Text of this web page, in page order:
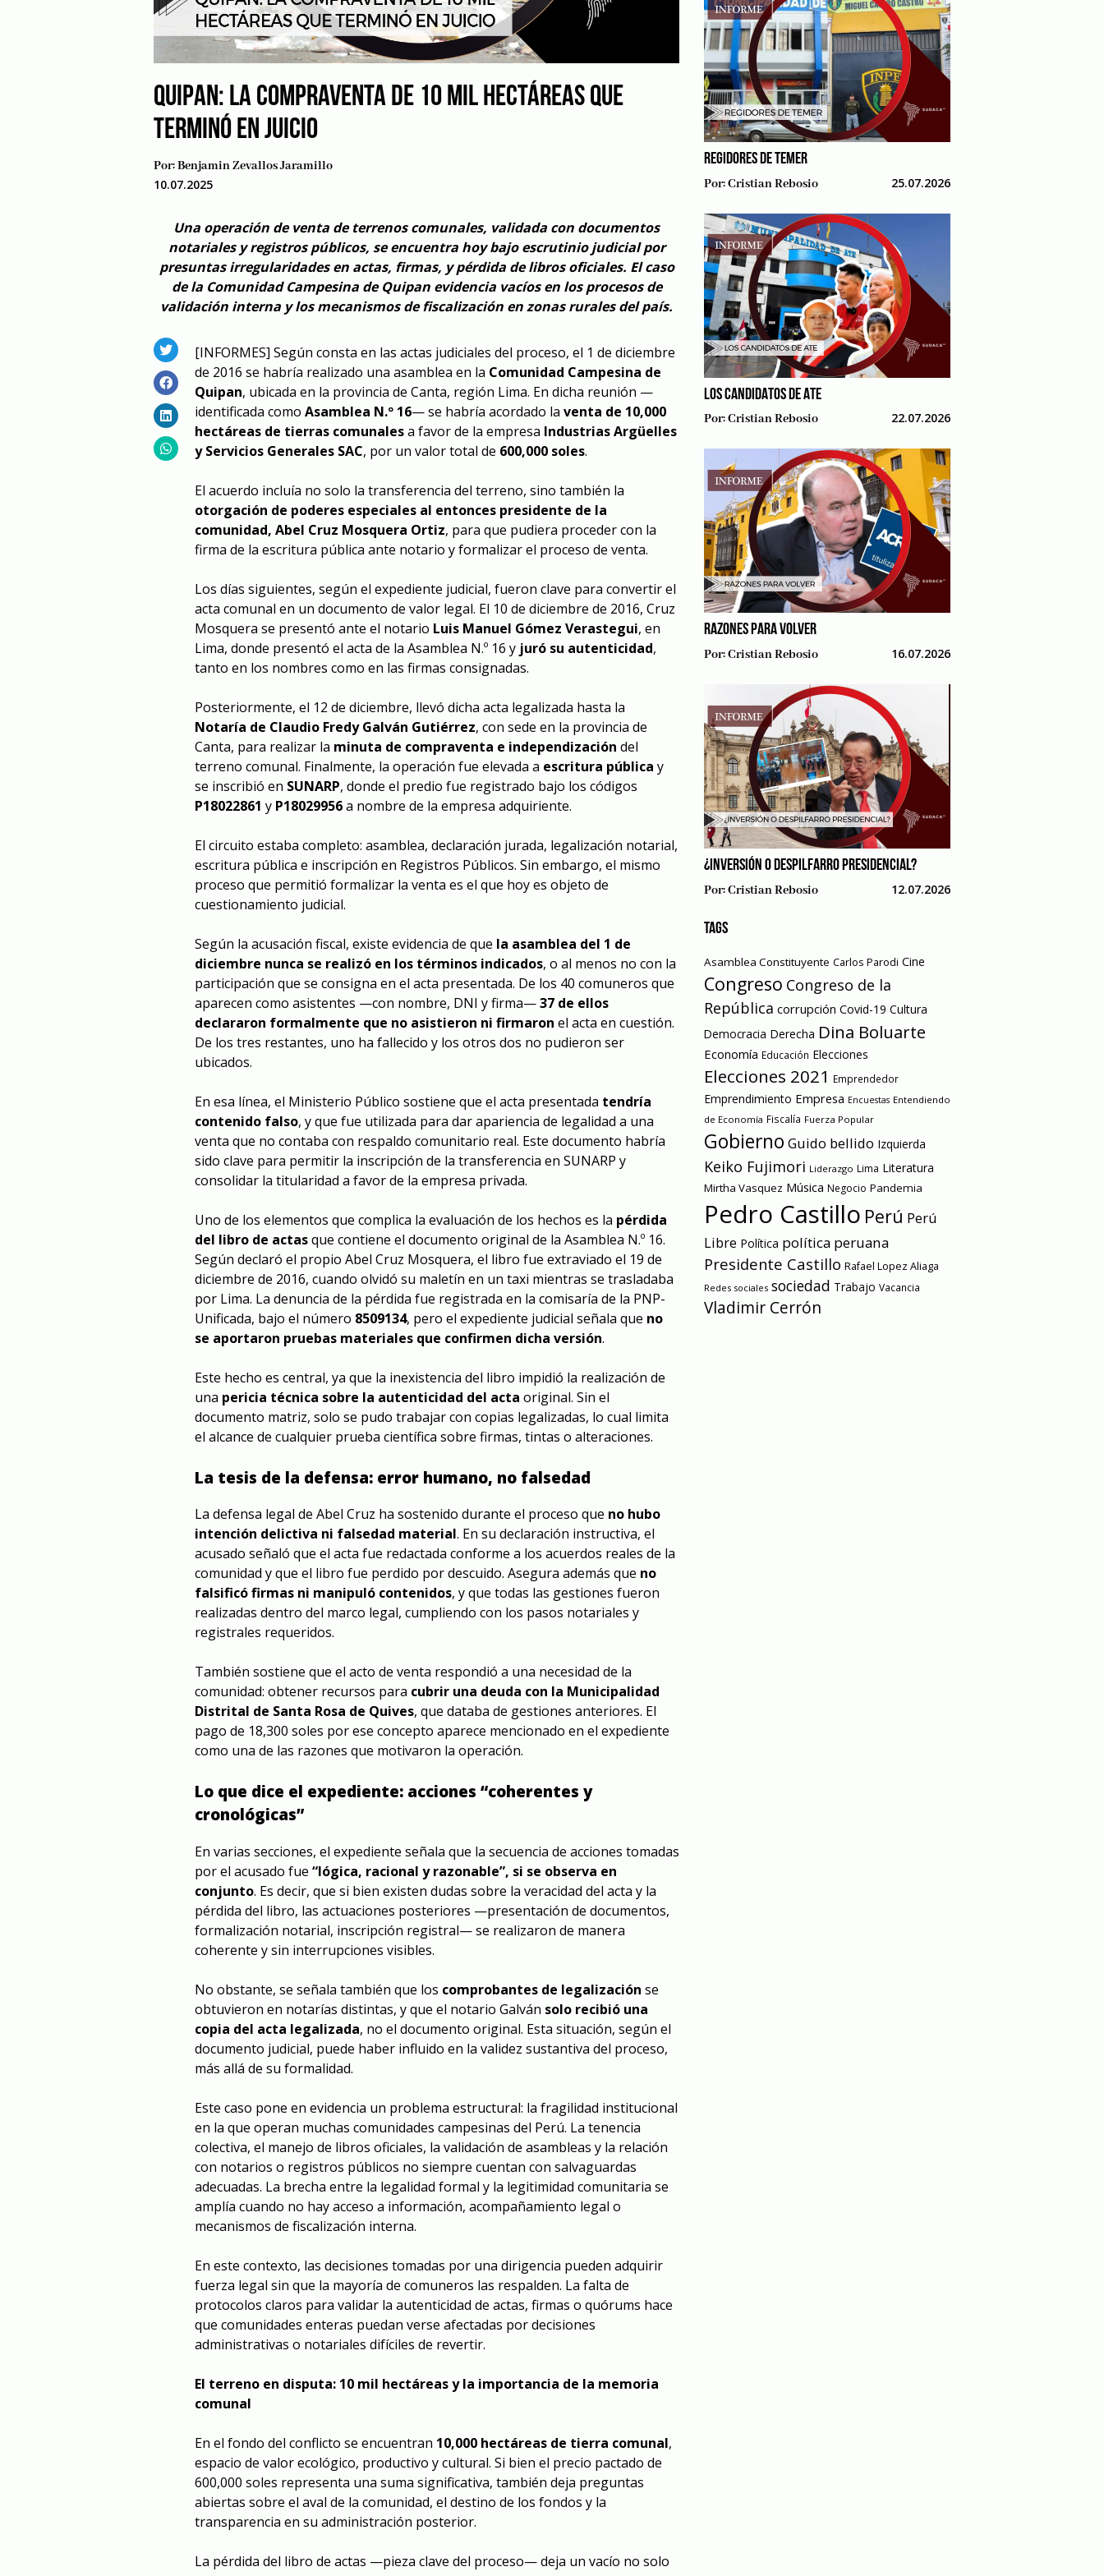
QUIPAN: LA COMPRAVENTA DE 10 MIL HECTÁREAS QUE
TERMINÓ EN JUICIO
Por:Benjamin Zevallos Jaramillo
10.07.2025
Una operación de venta de terrenos comunales, validada con documentos
notariales y registros públicos, se encuentra hoy bajo escrutinio judicial por
presuntas irregularidades en actas, firmas, y pérdida de libros oficiales. El caso
de la Comunidad Campesina de Quipan evidencia vacíos en los procesos de
validación interna y los mecanismos de fiscalización en zonas rurales del país.
[INFORMES] Según consta en las actas judiciales del proceso, el 1 de diciembre
de 2016 se habría realizado una asamblea en la Comunidad Campesina de
Quipan, ubicada en la provincia de Canta, región Lima. En dicha reunión —
identificada como Asamblea N.º 16— se habría acordado la venta de 10,000
hectáreas de tierras comunalesa favor de la empresa Industrias Argüelles
y Servicios Generales SAC, por un valor total de 600,000 soles.
El acuerdo incluía no solo la transferencia del terreno, sino también la
otorgación de poderes especiales al entonces presidente de la
comunidad, Abel Cruz Mosquera Ortiz, para que pudiera proceder con la
firma de la escritura pública ante notario y formalizar el proceso de venta.
Los días siguientes, según el expediente judicial, fueron clave para convertir el
acta comunal en un documento de valor legal. El 10 de diciembre de 2016, Cruz
Mosquera se presentó ante el notario Luis Manuel Gómez Verastegui, en
Lima, donde presentó el acta de la Asamblea N.º 16 y juró su autenticidad,
tanto en los nombres como en las firmas consignadas.
Posteriormente, el 12 de diciembre, llevó dicha acta legalizada hasta la
Notaría de Claudio Fredy Galván Gutiérrez, con sede en la provincia de
Canta, para realizar la minuta de compraventa e independización del
terreno comunal. Finalmente, la operación fue elevada a escritura pública y
se inscribió en SUNARP, donde el predio fue registrado bajo los códigos
P18022861 y P18029956a nombre de la empresa adquiriente.
El circuito estaba completo: asamblea, declaración jurada, legalización notarial,
escritura pública e inscripción en Registros Públicos. Sin embargo, el mismo
proceso que permitió formalizar la venta es el que hoy es objeto de
cuestionamiento judicial.
Según la acusación fiscal, existe evidencia de que la asamblea del 1 de
diciembre nunca se realizó en los términos indicados, o al menos no con la
participación que se consigna en el acta presentada. De los 40 comuneros que
aparecen como asistentes —con nombre, DNI y firma—37 de ellos
declararon formalmente que no asistieron ni firmaron el acta en cuestión.
De los tres restantes, uno ha fallecido y los otros dos no pudieron ser
ubicados.
En esa línea, el Ministerio Público sostiene que el acta presentada tendría
contenido falso, y que fue utilizada para dar apariencia de legalidad a una
venta que no contaba con respaldo comunitario real. Este documento habría
sido clave para permitir la inscripción de la transferencia en SUNARP y
consolidar la titularidad a favor de la empresa privada.
Uno de los elementos que complica la evaluación de los hechos es la pérdida
del libro de actasque contiene el documento original de la Asamblea N.º 16.
Según declaró el propio Abel Cruz Mosquera, el libro fue extraviado el 19 de
diciembre de 2016, cuando olvidó su maletín en un taxi mientras se trasladaba
por Lima. La denuncia de la pérdida fue registrada en la comisaría de la PNP-
Unificada, bajo el número 8509134, pero el expediente judicial señala que no
se aportaron pruebas materiales que confirmen dicha versión.
Este hecho es central, ya que la inexistencia del libro impidió la realización de
una pericia técnica sobre la autenticidad del acta original. Sin el
documento matriz, solo se pudo trabajar con copias legalizadas, lo cual limita
el alcance de cualquier prueba científica sobre firmas, tintas o alteraciones.
La tesis de la defensa: error humano, no falsedad
La defensa legal de Abel Cruz ha sostenido durante el proceso que no hubo
intención delictiva ni falsedad material. En su declaración instructiva, el
acusado señaló que el acta fue redactada conforme a los acuerdos reales de la
comunidad y que el libro fue perdido por descuido. Asegura además que no
falsificó firmas ni manipuló contenidos, y que todas las gestiones fueron
realizadas dentro del marco legal, cumpliendo con los pasos notariales y
registrales requeridos.
También sostiene que el acto de venta respondió a una necesidad de la
comunidad: obtener recursos para cubrir una deuda con la Municipalidad
Distrital de Santa Rosa de Quives, que databa de gestiones anteriores. El
pago de 18,300 soles por ese concepto aparece mencionado en el expediente
como una de las razones que motivaron la operación.
Lo que dice el expediente: acciones “coherentes y
cronológicas”
En varias secciones, el expediente señala que la secuencia de acciones tomadas
por el acusado fue “lógica, racional y razonable”, si se observa en
conjunto. Es decir, que si bien existen dudas sobre la veracidad del acta y la
pérdida del libro, las actuaciones posteriores —presentación de documentos,
formalización notarial, inscripción registral— se realizaron de manera
coherente y sin interrupciones visibles.
No obstante, se señala también que los comprobantes de legalización se
obtuvieron en notarías distintas, y que el notario Galván solo recibió una
copia del acta legalizada, no el documento original. Esta situación, según el
documento judicial, puede haber influido en la validez sustantiva del proceso,
más allá de su formalidad.
Este caso pone en evidencia un problema estructural: la fragilidad institucional
en la que operan muchas comunidades campesinas del Perú. La tenencia
colectiva, el manejo de libros oficiales, la validación de asambleas y la relación
con notarios o registros públicos no siempre cuentan con salvaguardas
adecuadas. La brecha entre la legalidad formal y la legitimidad comunitaria se
amplía cuando no hay acceso a información, acompañamiento legal o
mecanismos de fiscalización interna.
En este contexto, las decisiones tomadas por una dirigencia pueden adquirir
fuerza legal sin que la mayoría de comuneros las respalden. La falta de
protocolos claros para validar la autenticidad de actas, firmas o quórums hace
que comunidades enteras puedan verse afectadas por decisiones
administrativas o notariales difíciles de revertir.
El terreno en disputa: 10 mil hectáreas y la importancia de la memoria
comunal
En el fondo del conflicto se encuentran 10,000 hectáreas de tierra comunal,
espacio de valor ecológico, productivo y cultural. Si bien el precio pactado de
600,000 soles representa una suma significativa, también deja preguntas
abiertas sobre el aval de la comunidad, el destino de los fondos y la
transparencia en su administración posterior.
La pérdida del libro de actas —pieza clave del proceso— deja un vacío no solo
REGIDORES DE TEMER
Por:Cristian Rebosio 25.07.2026
LOS CANDIDATOS DE ATE
Por:Cristian Rebosio 22.07.2026
RAZONES PARA VOLVER
Por:Cristian Rebosio 16.07.2026
¿INVERSIÓN O DESPILFARRO PRESIDENCIAL?
Por:Cristian Rebosio 12.07.2026
TAGS
Asamblea Constituyente Carlos Parodi Cine
Congreso Congreso de la
República corrupción Covid-19 Cultura
Democracia Derecha Dina Boluarte
Economía Educación Elecciones
Elecciones 2021 Emprendedor
Emprendimiento Empresa Encuestas Entendiendo
de Economía Fiscalía Fuerza Popular
Gobierno Guido bellido Izquierda
Keiko Fujimori Liderazgo Lima Literatura
Mirtha Vasquez Música Negocio Pandemia
Pedro Castillo Perú Perú
Libre Política política peruana
Presidente Castillo Rafael Lopez Aliaga
Redes sociales sociedad Trabajo Vacancia
Vladimir Cerrón